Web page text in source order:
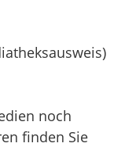
noch
finden Sie